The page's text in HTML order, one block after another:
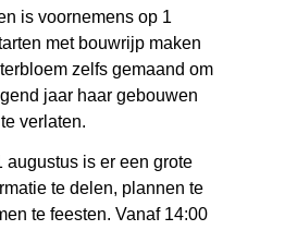
is voornemens op 1
met bouwrijp maken
zelfs gemaand om
jaar haar gebouwen
verlaten.
augustus is er een grote
te delen, plannen te
te feesten. Vanaf 14:00